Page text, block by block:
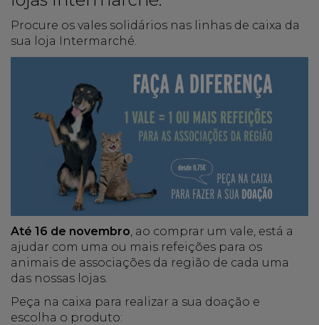
Procure os vales solidários nas linhas de caixa da
sua loja Intermarché.
Até 16 de novembro, ao comprar um vale, está a
ajudar com uma ou mais refeições para os
animais de associações da região de cada uma
das nossas lojas.
Peça na caixa para realizar a sua doação e
escolha o produto: